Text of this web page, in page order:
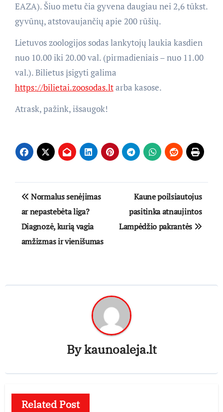
EAZA). Šiuo metu čia gyvena daugiau nei 2,6 tūkst.
gyvūnų, atstovaujančių apie 200 rūšių.
Lietuvos zoologijos sodas lankytojų laukia kasdien
nuo 10.00 iki 20.00 val. (pirmadieniais – nuo 11.00
val.). Bilietus įsigyti galima
https://bilietai.zoosodas.ltarba kasose.
Atrask, pažink, išsaugok!
Navigacija
tarp
įrašų
Normalus senėjimas
ar nepastebėta liga?
Diagnozė, kurią vagia
amžizmas ir vienišumas
Kaune poilsiautojus
pasitinka atnaujintos
Lampėdžio pakrantės
Bykaunoaleja.lt
Related Post